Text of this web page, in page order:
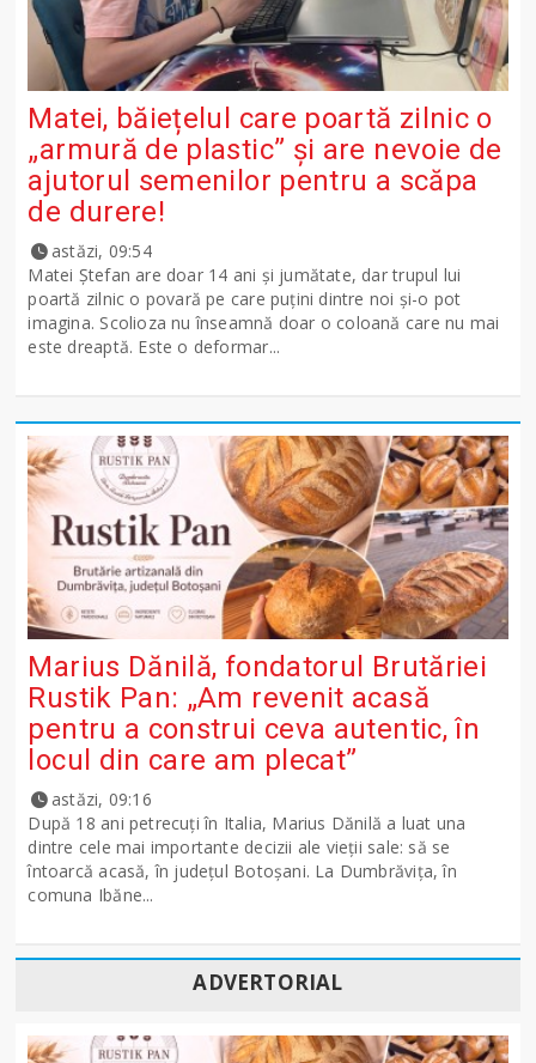
Matei, băiețelul care poartă zilnic o
„armură de plastic” și are nevoie de
ajutorul semenilor pentru a scăpa
de durere!
astăzi, 09:54
Matei Ștefan are doar 14 ani și jumătate, dar trupul lui
poartă zilnic o povară pe care puțini dintre noi și-o pot
imagina. Scolioza nu înseamnă doar o coloană care nu mai
este dreaptă. Este o deformar...
Marius Dănilă, fondatorul Brutăriei
Rustik Pan: „Am revenit acasă
pentru a construi ceva autentic, în
locul din care am plecat”
astăzi, 09:16
După 18 ani petrecuți în Italia, Marius Dănilă a luat una
dintre cele mai importante decizii ale vieții sale: să se
întoarcă acasă, în județul Botoșani. La Dumbrăvița, în
comuna Ibăne...
ADVERTORIAL